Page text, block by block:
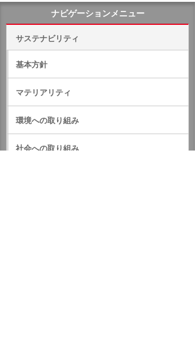
ナビゲーションメニュー
サステナビリティ
基本方針
マテリアリティ
環境への取り組み
社会への取り組み